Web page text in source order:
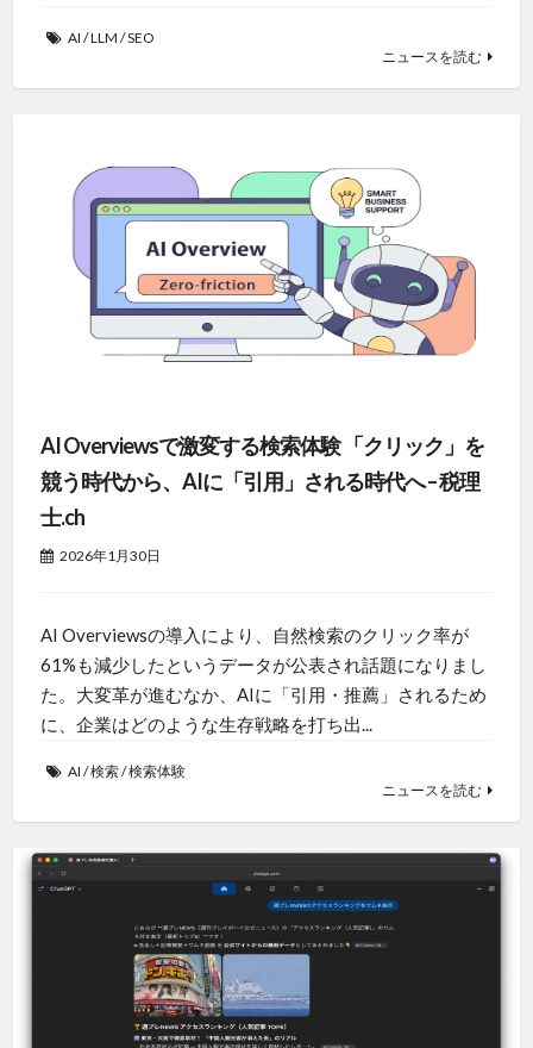
AI /LLM /SEO
ニュースを読む
AI Overviewsで激変する検索体験 「クリック」を
競う時代から、AIに「引用」される時代へ – 税理
士.ch
2026年1月30日
AI Overviewsの導入により、自然検索のクリック率が
61%も減少したというデータが公表され話題になりまし
た。大変革が進むなか、AIに「引用・推薦」されるため
に、企業はどのような生存戦略を打ち出...
AI /検索/検索体験
ニュースを読む